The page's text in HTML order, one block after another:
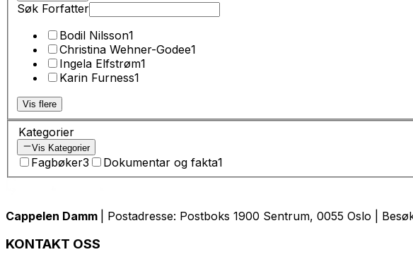
Søk Forfatter
Bodil Nilsson1
Christina Wehner-Godee1
Ingela Elfstrøm1
Karin Furness1
Vis flere
Kategorier
Vis Kategorier
Fagbøker3 Dokumentar og fakta1
Cappelen Damm | Postadresse: Postboks 1900 Sentrum, 0055 Oslo |
KONTAKT OSS